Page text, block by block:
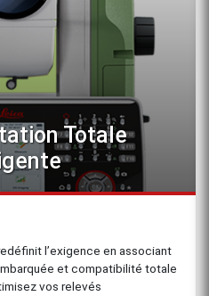
Totale
l’exigence en associant
et compatibilité totale
vos relevés